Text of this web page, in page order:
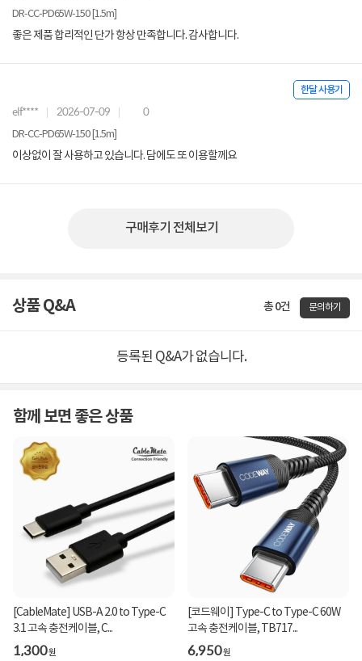
DR-CC-PD65W-150 [1.5m]
좋은 제품 합리적인 단가 항상 만족합니다. 감사합니다.
한달 사용기
elf**** 2026-07-09 0
DR-CC-PD65W-150 [1.5m]
이상없이 잘 사용하고 있습니다. 담에도 또 이용할께요
구매후기 전체보기
상품 Q&A 총 0건 문의하기
등록된 Q&A가 없습니다.
함께 보면 좋은 상품
[CableMate] USB-A 2.0 to Type-C
3.1 고속 충전케이블, C...
1,300원
[코드웨이] Type-C to Type-C 60W
고속 충전케이블, TB717...
6,950원